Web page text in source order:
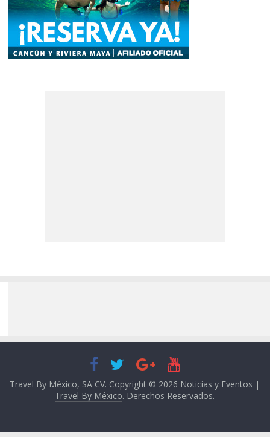
Travel By México, SA CV. Copyright © 2026 Noticias y Eventos |
Travel By México. Derechos Reservados.